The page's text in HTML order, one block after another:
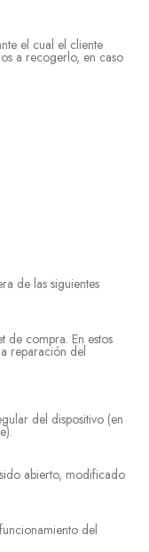
el cual el cliente
a recogerlo, en caso
de las siguientes
de compra. En estos
reparación del
del dispositivo (en
abierto, modificado
del